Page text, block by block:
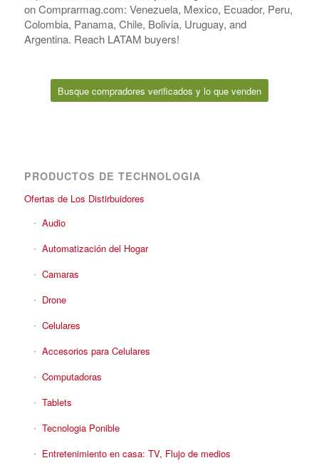
on Comprarmag.com: Venezuela, Mexico, Ecuador, Peru,
Colombia, Panama, Chile, Bolivia, Uruguay, and
Argentina. Reach LATAM buyers!
Busque compradores verificados y lo que venden
PRODUCTOS DE TECHNOLOGIA
Ofertas de Los Distirbuidores
Audio
Automatización del Hogar
Camaras
Drone
Celulares
Accesorios para Celulares
Computadoras
Tablets
Tecnologia Ponible
Entretenimiento en casa: TV, Flujo de medios